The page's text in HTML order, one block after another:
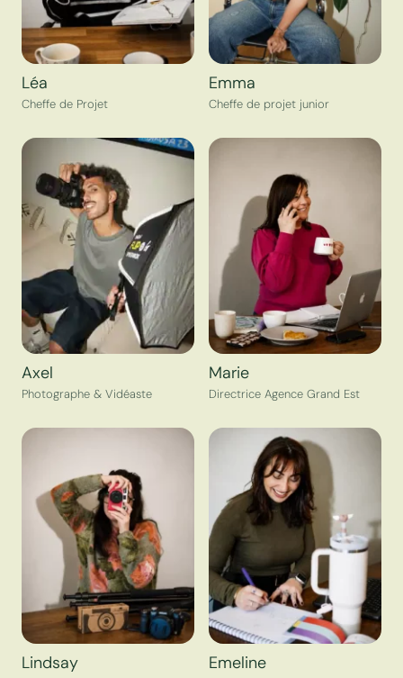
Léa
Cheffe de Projet
Emma
Cheffe de projet junior
Axel
Photographe & Vidéaste
Marie
Directrice Agence Grand Est
Lindsay Emeline